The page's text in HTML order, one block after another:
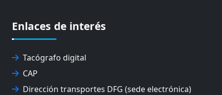
FEVATRANS (FEDERACIÓN VASCA DE TRANSPORTES)
FITRANS
GIZLOGA
JUNTA ARBITRAL DEL TRANSPORTE DE GIPUZKOA
MONDRAGÓN UNIBERTSITATEA
UPV/EHU
Enlaces de interés
Tacógrafo digital
CAP
Dirección transportes DFG (sede electrónica)